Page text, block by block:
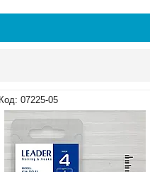
07225-05